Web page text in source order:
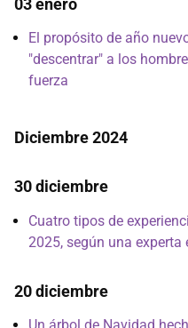
03 enero
El propósito de año
"descentrar" a los
fuerza
Diciembre 2024
30 diciembre
Cuatro tipos de
2025, según una
20 diciembre